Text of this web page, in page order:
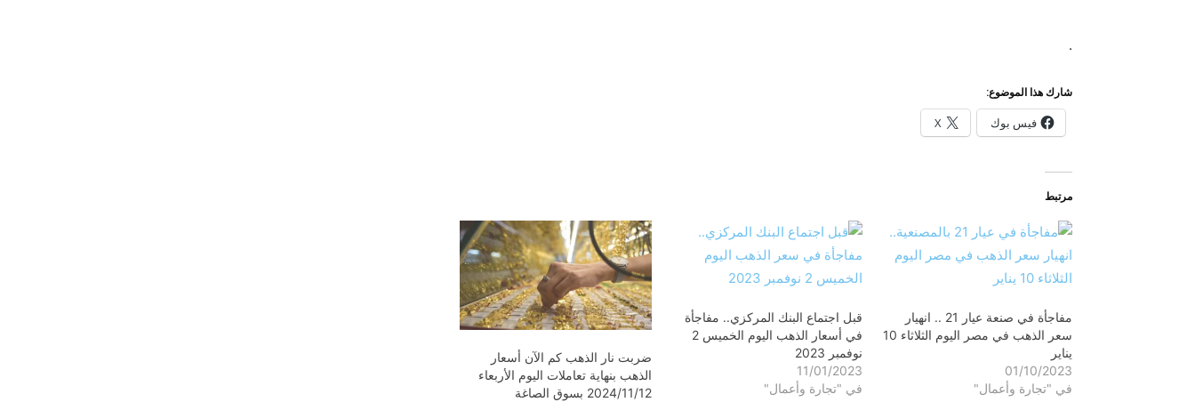
.
شارك هذا الموضوع:
فيس بوك X
مرتبط
مفاجأة في صنعة عيار 21 .. انهيار
سعر الذهب في مصر اليوم الثلاثاء 10
يناير
01/10/2023
في "تجارة وأعمال"
قبل اجتماع البنك المركزي.. مفاجأة
في أسعار الذهب اليوم الخميس 2
نوفمبر 2023
11/01/2023
في "تجارة وأعمال"
ضربت نار الذهب كم الآن أسعار
الذهب بنهاية تعاملات اليوم الأربعاء
2024/11/12 بسوق الصاغة